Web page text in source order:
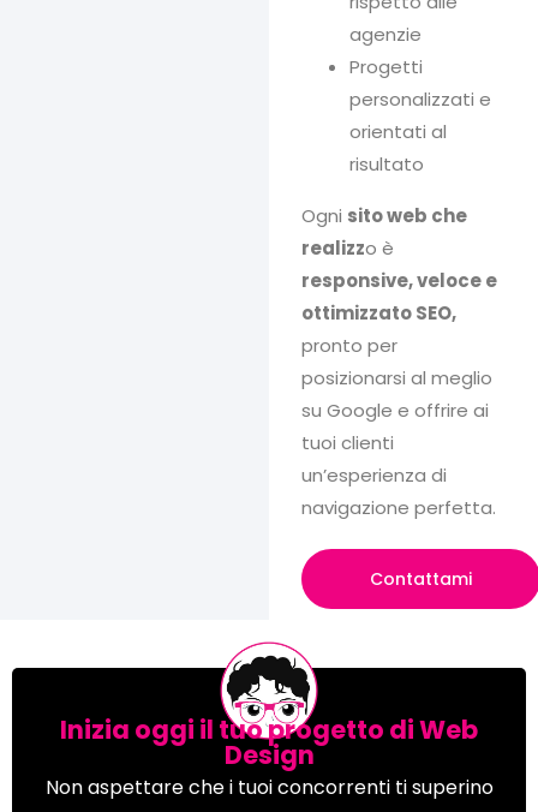
agenzie
Progetti
personalizzati e
orientati al
risultato
Ogni sito web che
realizzo è
responsive, veloce e
ottimizzato SEO,
pronto per
posizionarsi al meglio
su Google e offrire ai
tuoi clienti
un’esperienza di
navigazione perfetta.
Contattami
Inizia oggi il tuo progetto di Web
Design
Non aspettare che i tuoi concorrenti ti superino